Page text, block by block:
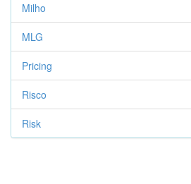
Milho
MLG
Pricing
Risco
Risk